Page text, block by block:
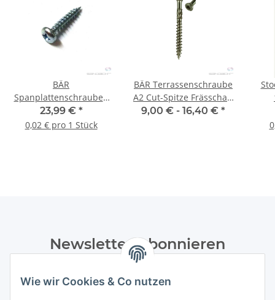
Wie wir Cookies & Co nutzen
BÄR
Spanplattenschrauben
Pan Head (PZD) 4,0 x 16
mm - 1.000 Stück
23,99 € *
0,02 € pro 1 Stück
BÄR Terrassenschraube
A2 Cut-Spitze Frässchaft
T25 - diverse Varianten
9,00 € - 16,40 € *
Newsletter Abonnieren
Datenschutzerklärungregelmäßig und jederzeit widerruflich